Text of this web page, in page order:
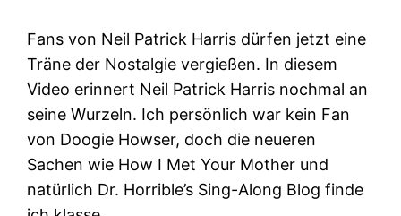
Fans von Neil Patrick Harris dürfen jetzt eine
Träne der Nostalgie vergießen. In diesem
Video erinnert Neil Patrick Harris nochmal an
seine Wurzeln. Ich persönlich war kein Fan
von Doogie Howser, doch die neueren
Sachen wie How I Met Your Mother und
natürlich Dr. Horrible’s Sing-Along Blog finde